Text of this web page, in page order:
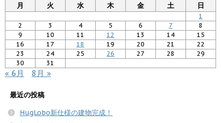
月
火 水 木 金 土 日
1
2
3 4 5 6 7
8
9
10 11 12 13 14
15
16
17 18 19 20 21
22
23
24 25 26 27 28
29
30
31
« 6月 8月 »
最近の投稿
HugLobo新仕様の建物完成！